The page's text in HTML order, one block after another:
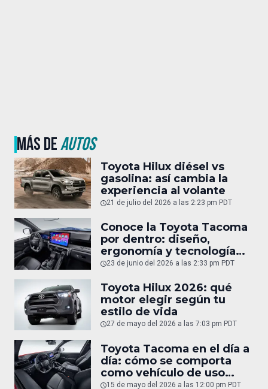
MÁS DEAUTOS
Toyota Hilux diésel vs
gasolina: así cambia la
experiencia al volante
21 de julio del 2026 a las 2:23 pm PDT
Conoce la Toyota Tacoma
por dentro: diseño,
ergonomía y tecnología
del interior
23 de junio del 2026 a las 2:33 pm PDT
Toyota Hilux 2026: qué
motor elegir según tu
estilo de vida
27 de mayo del 2026 a las 7:03 pm PDT
Toyota Tacoma en el día a
día: cómo se comporta
como vehículo de uso
diario
15 de mayo del 2026 a las 12:00 pm PDT